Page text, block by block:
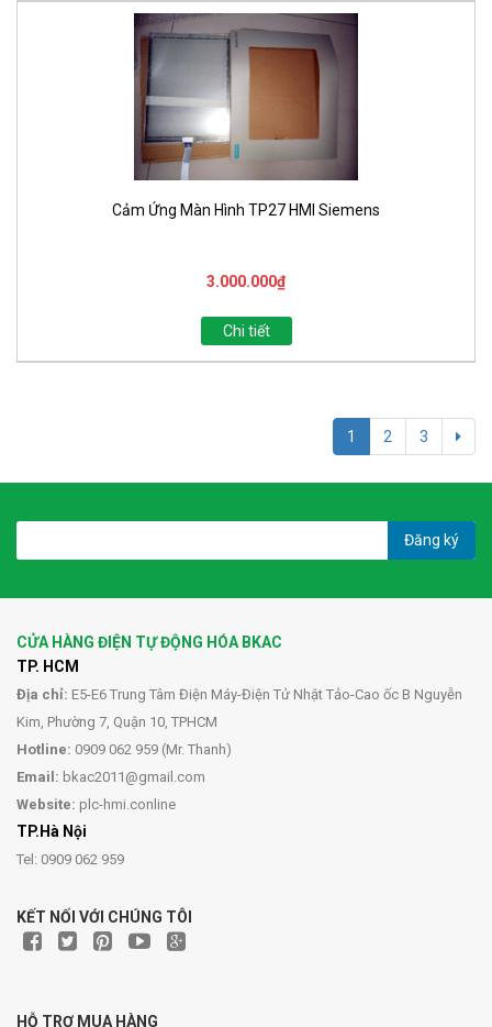
Cảm Ứng Màn Hình TP27 HMI Siemens
3.000.000₫
Chi tiết
1 2 3
Đăng ký
CỬA HÀNG ĐIỆN TỰ ĐỘNG HÓA BKAC
TP. HCM
Địa chỉ: E5-E6 Trung Tâm Điện Máy-Điện Tử Nhật Tảo-Cao ốc B Nguyễn
Kim, Phường 7, Quận 10, TPHCM
Hotline: 0909 062 959 (Mr. Thanh)
Email: bkac2011@gmail.com
Website: plc-hmi.conline
TP.Hà Nội
Tel: 0909 062 959
KẾT NỐI VỚI CHÚNG TÔI
HỖ TRỢ MUA HÀNG